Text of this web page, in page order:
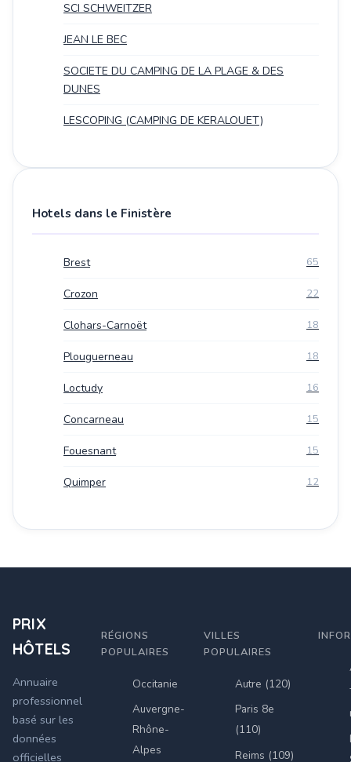
SCI SCHWEITZER
JEAN LE BEC
SOCIETE DU CAMPING DE LA PLAGE & DES
DUNES
LESCOPING (CAMPING DE KERALOUET)
Hotels dans le Finistère
Brest 65
Crozon 22
Clohars-Carnoët 18
Plouguerneau 18
Loctudy 16
Concarneau 15
Fouesnant 15
Quimper 12
PRIX
HÔTELS
Annuaire
professionnel
basé sur les
données
officielles
RÉGIONS
POPULAIRES
Occitanie
Auvergne-
Rhône-
Alpes
VILLES
POPULAIRES
Autre (120)
Paris 8e
(110)
Reims (109)